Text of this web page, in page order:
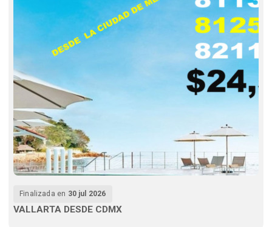
Finalizada en 30 jul 2026
VALLARTA DESDE CDMX